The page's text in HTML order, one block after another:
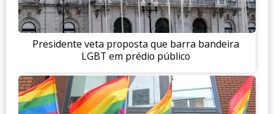
Presidente veta proposta que barra bandeira
LGBT em prédio público